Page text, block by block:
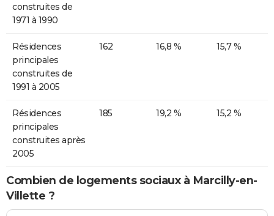
construites de
1971 à 1990
Résidences
principales
construites de
1991 à 2005
162 16,8 % 15,7 %
Résidences
principales
construites après
2005
185 19,2 % 15,2 %
Combien de logements sociaux à Marcilly-en-
Villette ?